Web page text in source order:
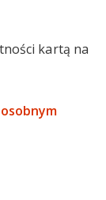
kartą na
osobnym